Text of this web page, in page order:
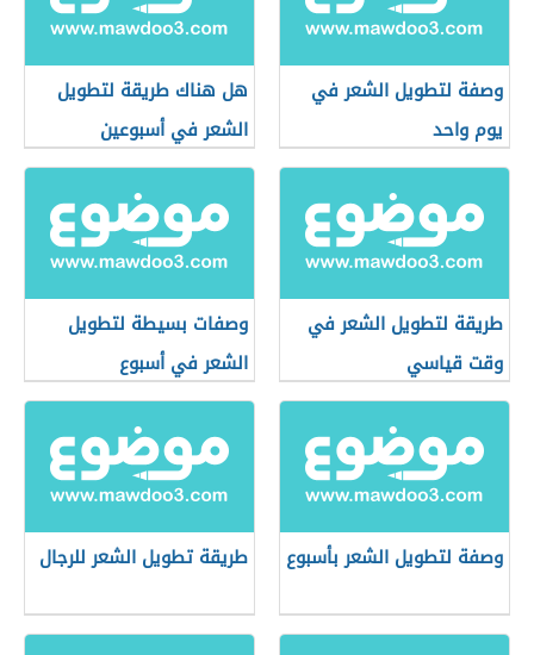
وصفة لتطويل الشعر في
يوم واحد
هل هناك طريقة لتطويل
الشعر في أسبوعين
طريقة لتطويل الشعر في
وقت قياسي
وصفات بسيطة لتطويل
الشعر في أسبوع
وصفة لتطويل الشعر بأسبوع طريقة تطويل الشعر للرجال